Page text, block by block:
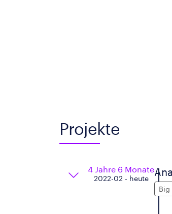
Projekte
4 Jahre 6 Monate
2022-02 - heute
Big